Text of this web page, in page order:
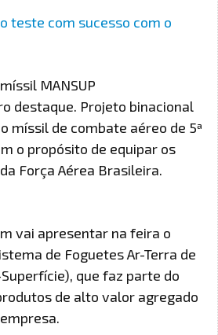
teste com sucesso com o
MANSUP
destaque. Projeto binacional
míssil de combate aéreo de 5ª
o propósito de equipar os
Força Aérea Brasileira.
vai apresentar na feira o
de Foguetes Ar-Terra de
que faz parte do
de alto valor agregado